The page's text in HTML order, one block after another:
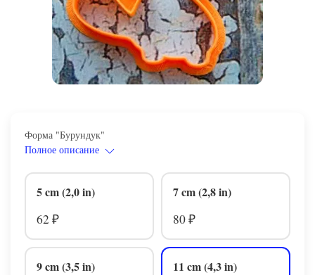
Форма "Бурундук"
Полное описание
5 cm (2,0 in)
62 ₽
7 cm (2,8 in)
80 ₽
9 cm (3,5 in)
11 cm (4,3 in)